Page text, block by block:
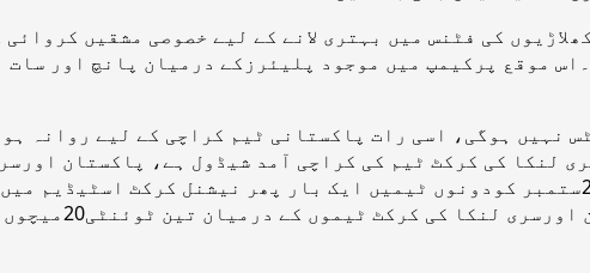
کی فٹنس میں بہتری لانے کے لیے خصوصی مشقیں
موقع پرکیمپ میں موجود پلیئرزکے درمیان پانچ اور سات
نہیں ہوگی، اسی رات پاکستانی ٹیم کراچی کے لیے روانہ
آغازکریگی، 25ستمبر کو ہی سری لنکا کی کرکٹ ٹیم کی کراچی آمد شیڈول
کی سیریزکا پہلا میچ 27ستمبر کو کھیلا جائے گا، 29ستمبر کودونوں ٹیمیں ایک بار